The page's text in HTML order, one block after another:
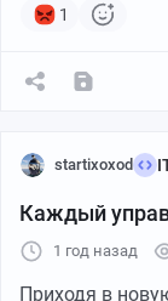
1
startixoxod
Каждый
1 год назад
Приходя в